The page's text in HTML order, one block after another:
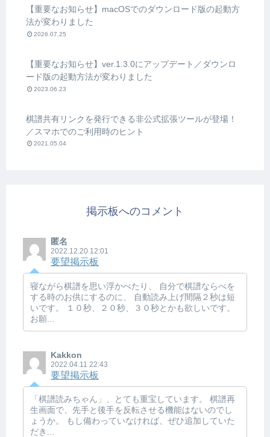
【重要なお知らせ】macOSでのダウンロード版の起動方
法が変わりました
2026.07.25
【重要なお知らせ】ver.1.3.0にアップデート／ダウンロ
ード版の起動方法が変わりました
2023.06.23
棋譜共有リンクを発行できる非公式拡張ツールが登場！
／スマホでのご利用時のヒント
2021.05.04
掲示板へのコメント
匿名
2022.12.20 12:01
要望掲示板
寝ながら棋譜を思い浮かべたり、 自分で棋譜ならべを
する時のお供にするのに、 自動読み上げ間隔２秒は短
いです。 １０秒、２０秒、３０秒とかも欲しいです。
お願...
Kakkon
2022.04.11 22:43
要望掲示板
「棋譜読みちゃん」、とても重宝しています。 棋譜再
生画面で、先手と後手を反転させる機能はないのでし
ょうか。 もし備わっていなければ、ぜひ追加していた
だき...